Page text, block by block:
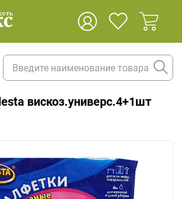
вискоз.универс.4+1шт